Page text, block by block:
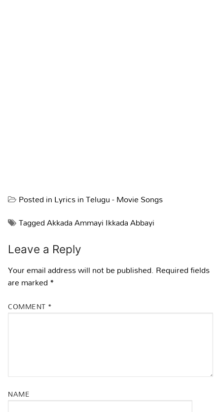
Posted inLyrics in Telugu - Movie Songs
TaggedAkkada Ammayi Ikkada Abbayi
Leave a Reply
Your email address will not be published. Required fields
are marked*
COMMENT *
NAME